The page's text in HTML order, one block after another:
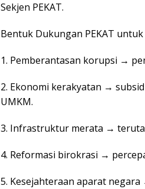
Sekjen PEKAT.
Bentuk Dukungan PEKAT
1. Pemberantasan korupsi →
2. Ekonomi kerakyatan →
UMKM.
3. Infrastruktur merata →
4. Reformasi birokrasi →
5. Kesejahteraan aparat